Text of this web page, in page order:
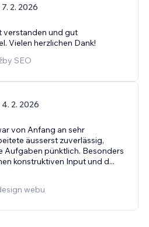
7. 2. 2026
verstanden und gut
Vielen herzlichen Dank!
SEO
4. 2. 2026
von Anfang an sehr
äusserst zuverlässig,
Aufgaben pünktlich. Besonders
konstruktiven Input und d...
webu